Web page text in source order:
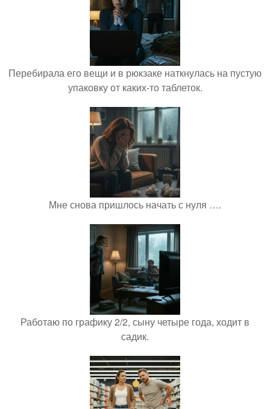
Перебирала его вещи и в рюкзаке наткнулась на пустую
упаковку от каких-то таблеток.
Мне снова пришлось начать с нуля ….
Работаю по графику 2/2, сыну четыре года, ходит в
садик.